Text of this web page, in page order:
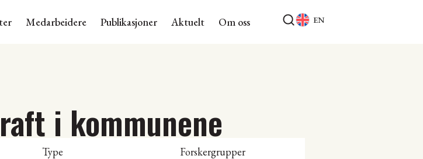
Medarbeidere Publikasjoner Aktuelt Om oss EN
i kommunene
Type Forskergrupper